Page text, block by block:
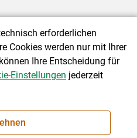
|Barrierefreiheit|
erforderlichen
Cookies werden nur mit Ihrer
Ihre Entscheidung für
Einstellungen jederzeit